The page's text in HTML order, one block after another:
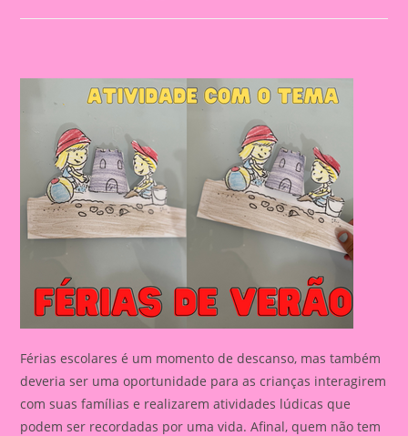
Férias escolares é um momento de descanso, mas também
deveria ser uma oportunidade para as crianças interagirem
com suas famílias e realizarem atividades lúdicas que
podem ser recordadas por uma vida. Afinal, quem não tem